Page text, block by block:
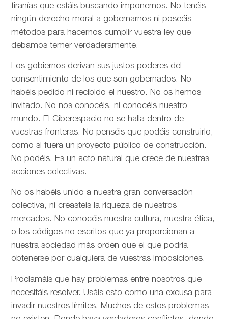
tiranías que estáis buscando imponernos. No tenéis
ningún derecho moral a gobernarnos ni poseéis
métodos para hacernos cumplir vuestra ley que
debamos temer verdaderamente.
Los gobiernos derivan sus justos poderes del
consentimiento de los que son gobernados. No
habéis pedido ni recibido el nuestro. No os hemos
invitado. No nos conocéis, ni conocéis nuestro
mundo. El Ciberespacio no se halla dentro de
vuestras fronteras. No penséis que podéis construirlo,
como si fuera un proyecto público de construcción.
No podéis. Es un acto natural que crece de nuestras
acciones colectivas.
No os habéis unido a nuestra gran conversación
colectiva, ni creasteis la riqueza de nuestros
mercados. No conocéis nuestra cultura, nuestra ética,
o los códigos no escritos que ya proporcionan a
nuestra sociedad más orden que el que podría
obtenerse por cualquiera de vuestras imposiciones.
Proclamáis que hay problemas entre nosotros que
necesitáis resolver. Usáis esto como una excusa para
invadir nuestros límites. Muchos de estos problemas